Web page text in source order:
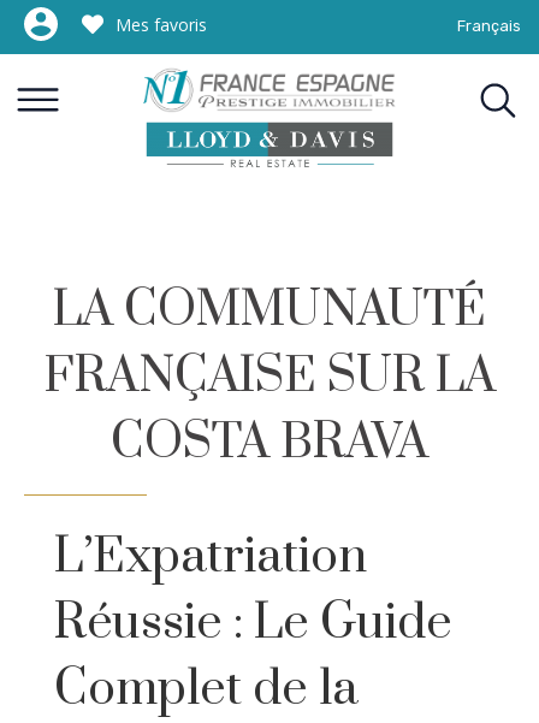
Mes favoris Français
LA COMMUNAUTÉ
FRANÇAISE SUR LA
COSTA BRAVA
L’Expatriation
Réussie : Le Guide
Complet de la